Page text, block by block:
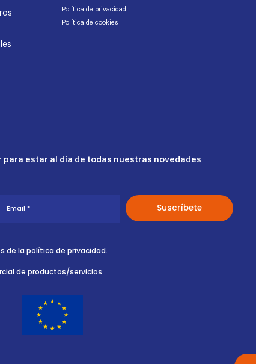
Política de privacidad
Política de cookies
estar al día de todas nuestras novedades
de la política de privacidad.
de productos/servicios.